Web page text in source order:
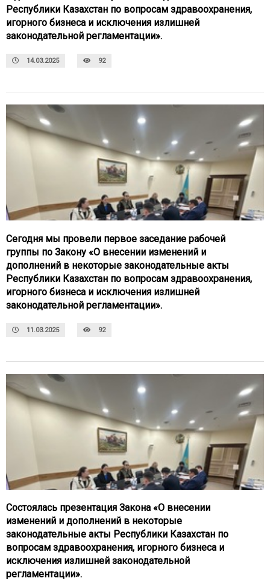
Республики Казахстан по вопросам здравоохранения,
игорного бизнеса и исключения излишней
законодательной регламентации».
14.03.2025 92
Сегодня мы провели первое заседание рабочей
группы по Закону «О внесении изменений и
дополнений в некоторые законодательные акты
Республики Казахстан по вопросам здравоохранения,
игорного бизнеса и исключения излишней
законодательной регламентации».
11.03.2025 92
Состоялась презентация Закона «О внесении
изменений и дополнений в некоторые
законодательные акты Республики Казахстан по
вопросам здравоохранения, игорного бизнеса и
исключения излишней законодательной
регламентации».